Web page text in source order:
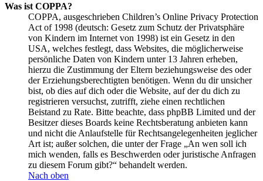
Was ist COPPA?
COPPA, ausgeschrieben Children’s Online Privacy Protection
Act of 1998 (deutsch: Gesetz zum Schutz der Privatsphäre
von Kindern im Internet von 1998) ist ein Gesetz in den
USA, welches festlegt, dass Websites, die möglicherweise
persönliche Daten von Kindern unter 13 Jahren erheben,
hierzu die Zustimmung der Eltern beziehungsweise des oder
der Erziehungsberechtigten benötigen. Wenn du dir unsicher
bist, ob dies auf dich oder die Website, auf der du dich zu
registrieren versuchst, zutrifft, ziehe einen rechtlichen
Beistand zu Rate. Bitte beachte, dass phpBB Limited und der
Besitzer dieses Boards keine Rechtsberatung anbieten kann
und nicht die Anlaufstelle für Rechtsangelegenheiten jeglicher
Art ist; außer solchen, die unter der Frage „An wen soll ich
mich wenden, falls es Beschwerden oder juristische Anfragen
zu diesem Forum gibt?“ behandelt werden.
Nach oben